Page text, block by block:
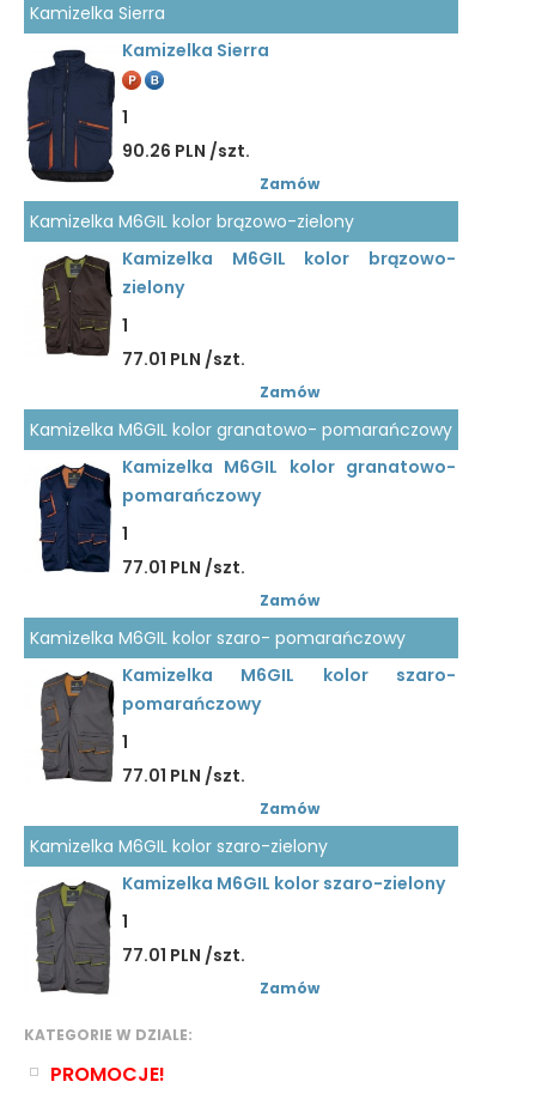
KATEGORIE W DZIALE:
PROMOCJE!
Kamizelka Sierra
Kamizelka Sierra
1
90.26 PLN /szt.
Zamów
Kamizelka M6GIL kolor brązowo-zielony
Kamizelka M6GIL kolor brązowo-
zielony
1
77.01 PLN /szt.
Zamów
Kamizelka M6GIL kolor granatowo- pomarańczowy
Kamizelka M6GIL kolor granatowo-
pomarańczowy
1
77.01 PLN /szt.
Zamów
Kamizelka M6GIL kolor szaro- pomarańczowy
Kamizelka M6GIL kolor szaro-
pomarańczowy
1
77.01 PLN /szt.
Zamów
Kamizelka M6GIL kolor szaro-zielony
Kamizelka M6GIL kolor szaro-zielony
1
77.01 PLN /szt.
Zamów